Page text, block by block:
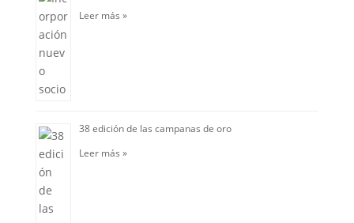
Leer más »
38 edición de las campanas de oro
Leer más »